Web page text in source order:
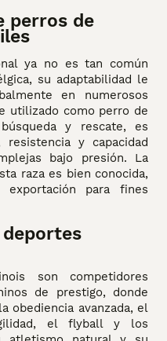
perros de
ya no es tan común
su adaptabilidad le
en numerosos
utilizado como perro de
y rescate, es
y capacidad
bajo presión. La
raza es bien conocida,
para fines
son competidores
de prestigo, donde
obediencia avanzada, el
el flyball y los